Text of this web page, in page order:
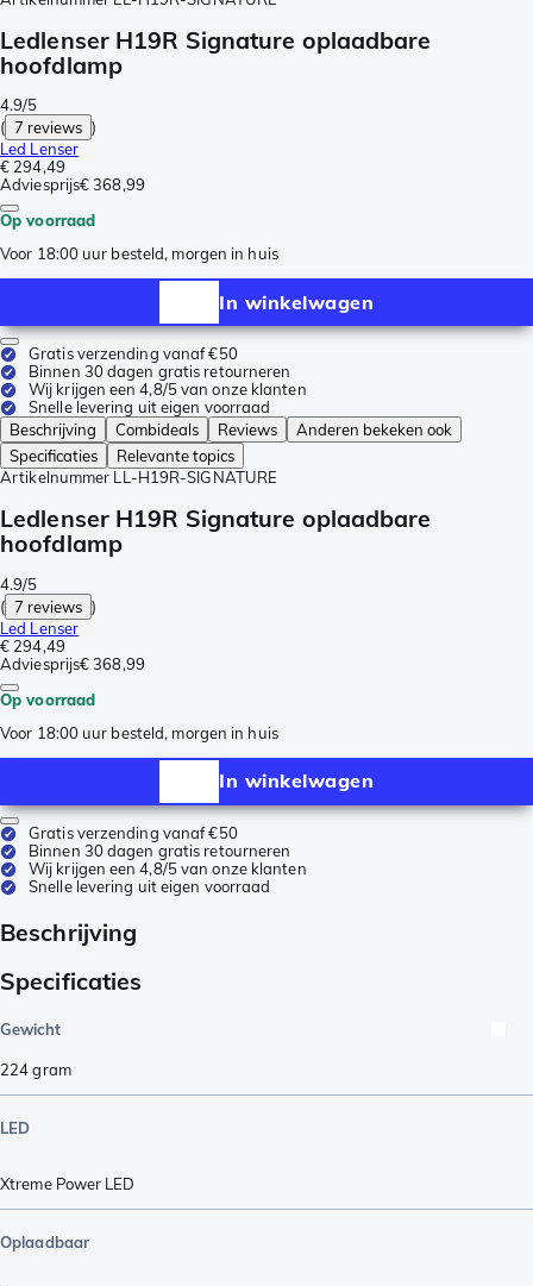
Ledlenser H19R Signature oplaadbare
hoofdlamp
4.9/5
( 7 reviews )
Led Lenser
€ 294,49
Adviesprijs€ 368,99
Op voorraad
Voor 18:00 uur besteld, morgen in huis
In winkelwagen
Gratis verzending vanaf €50
Binnen 30 dagen gratis retourneren
Wij krijgen een 4,8/5 van onze klanten
Snelle levering uit eigen voorraad
Beschrijving
Combideals Reviews
Anderen bekeken ook
Specificaties
Relevante topics
Artikelnummer LL-H19R-SIGNATURE
Ledlenser H19R Signature oplaadbare
hoofdlamp
4.9/5
( 7 reviews )
Led Lenser
€ 294,49
Adviesprijs€ 368,99
Op voorraad
Voor 18:00 uur besteld, morgen in huis
In winkelwagen
Gratis verzending vanaf €50
Binnen 30 dagen gratis retourneren
Wij krijgen een 4,8/5 van onze klanten
Snelle levering uit eigen voorraad
Beschrijving
Specificaties
Gewicht
224gram
LED
Xtreme Power LED
Oplaadbaar